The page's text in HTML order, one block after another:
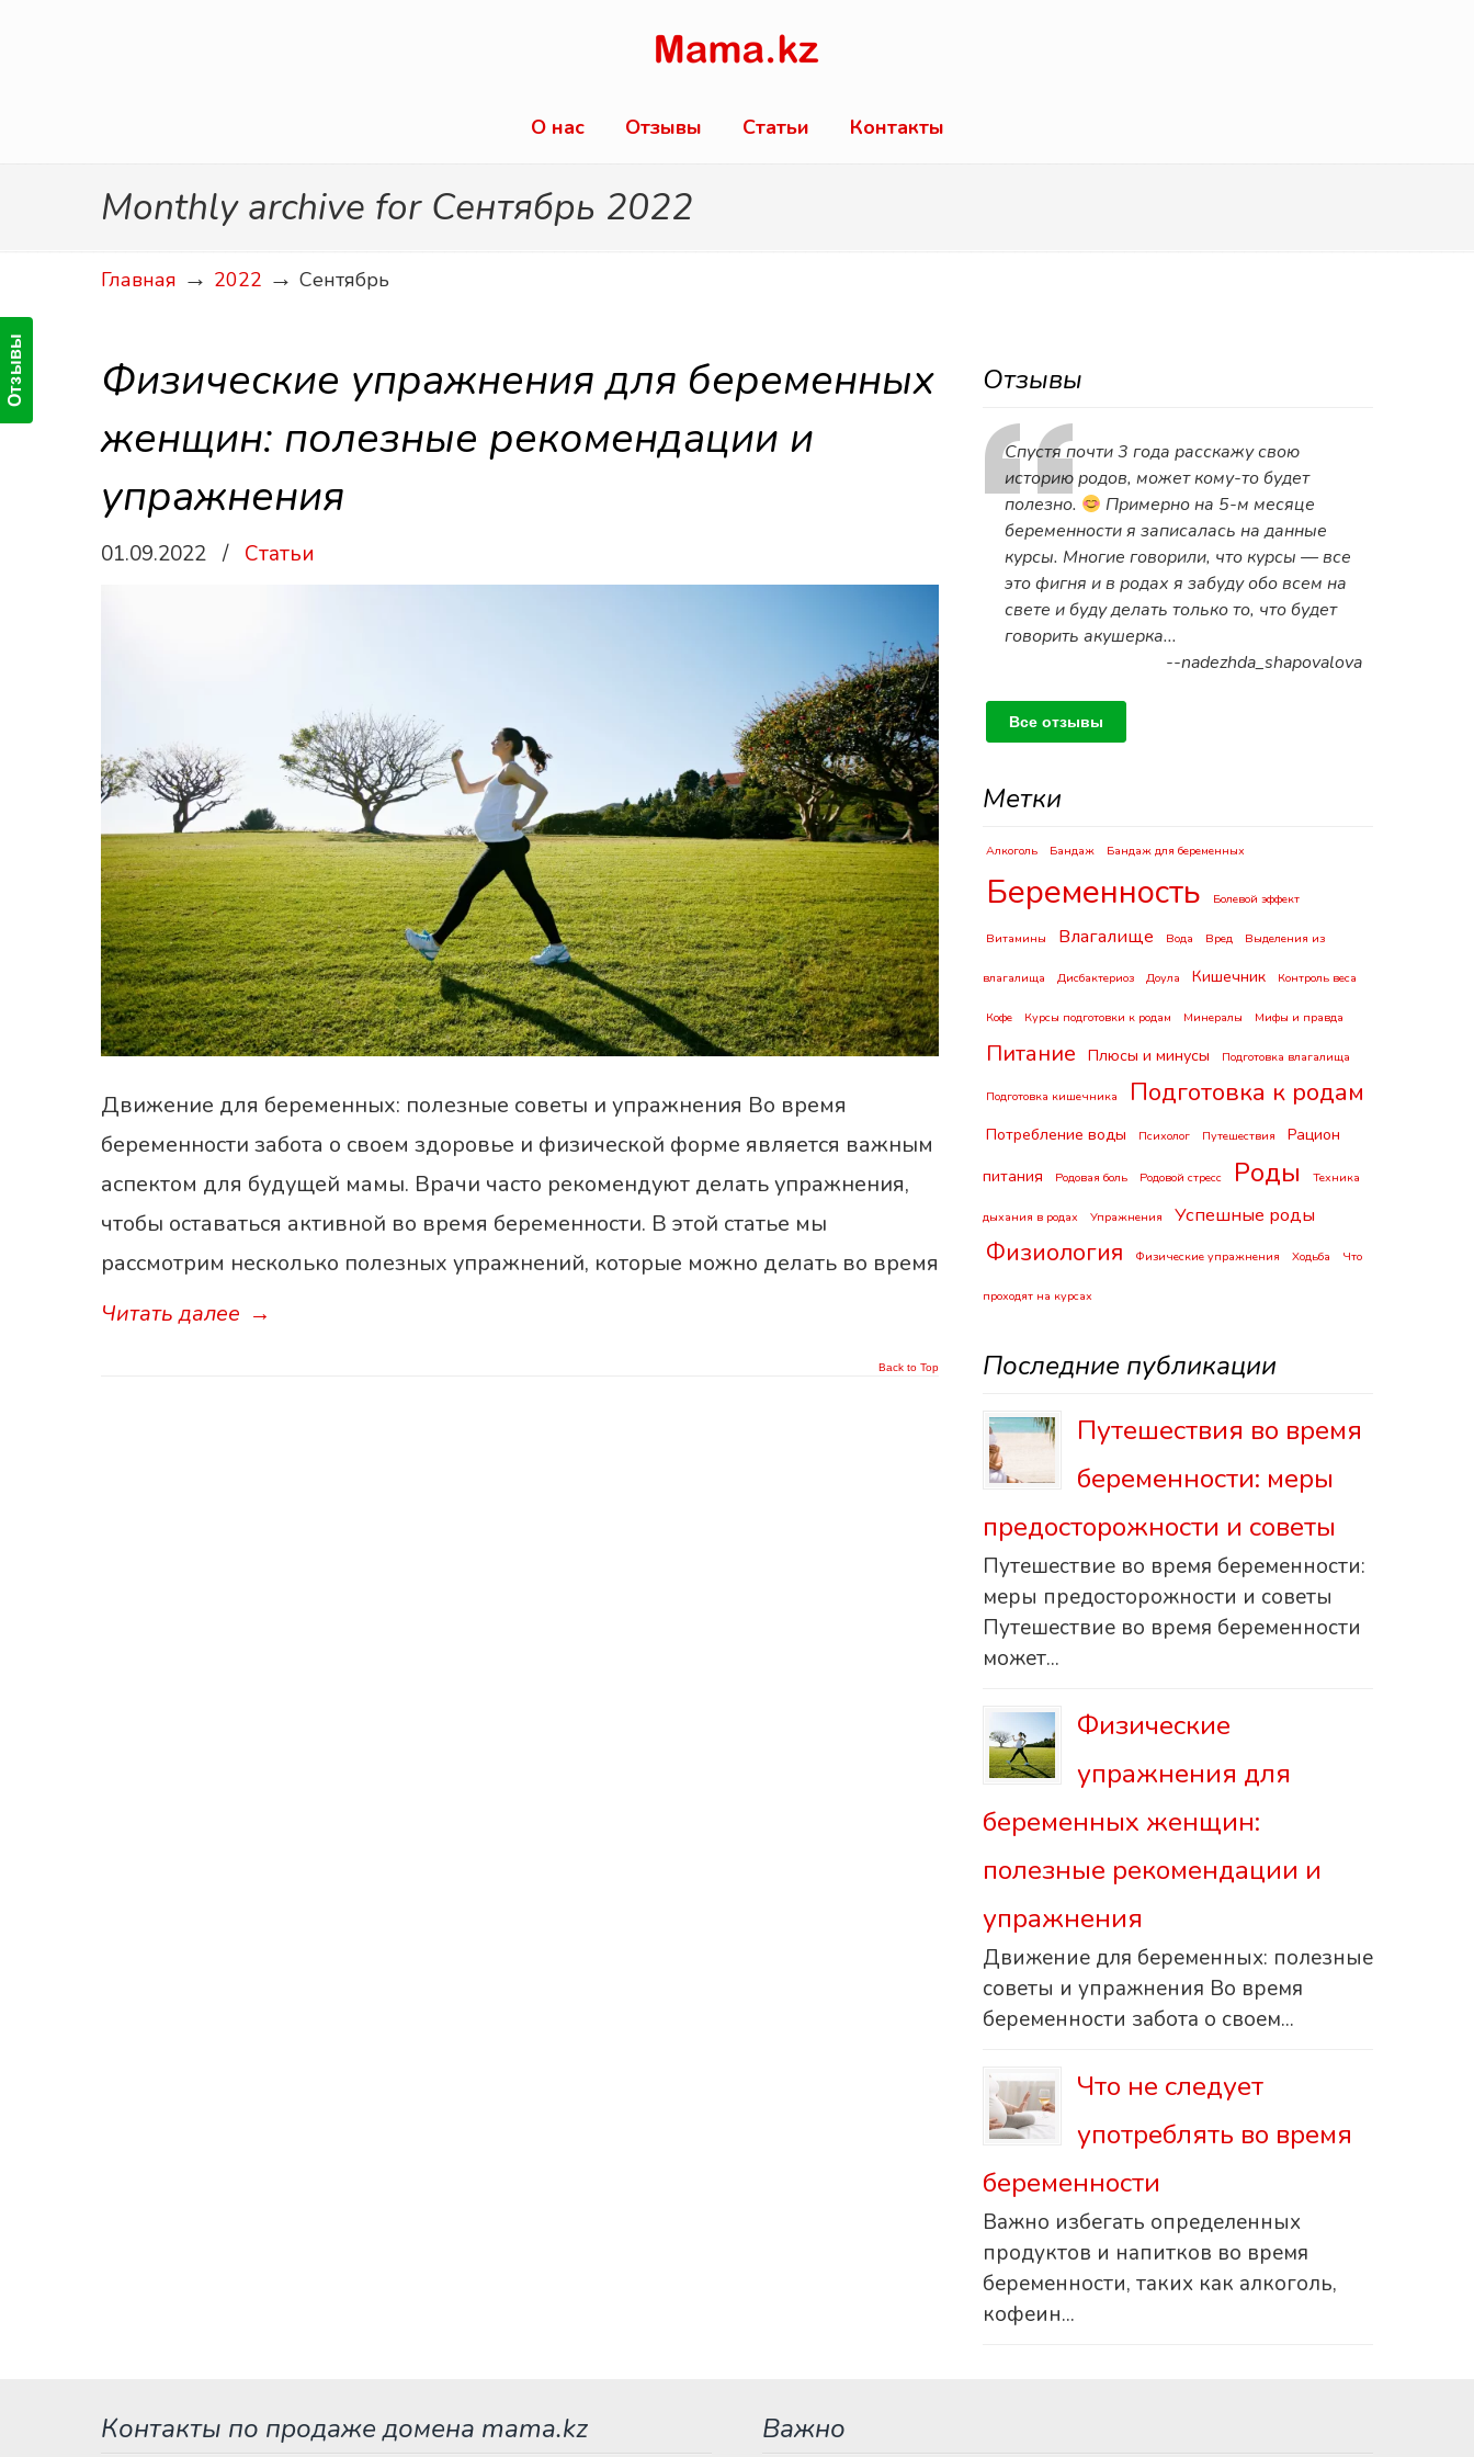
Отзывы
О нас Отзывы Статьи Контакты
Monthly archive for Сентябрь 2022
Главная → 2022 → Сентябрь
Физические упражнения для беременных
женщин: полезные рекомендации и
упражнения
01.09.2022 / Статьи
Движение для беременных: полезные советы и упражнения Во время
беременности забота о своем здоровье и физической форме является важным
аспектом для будущей мамы. Врачи часто рекомендуют делать упражнения,
чтобы оставаться активной во время беременности. В этой статье мы
рассмотрим несколько полезных упражнений, которые можно делать во время
Читать далее →
Back to Top
Отзывы
Спустя почти 3 года расскажу свою
историю родов, может кому-то будет
полезно.
Примерно на 5-м месяце
беременности я записалась на данные
курсы. Многие говорили, что курсы — все
это фигня и в родах я забуду обо всем на
свете и буду делать только то, что будет
говорить акушерка...
--nadezhda_shapovalova
Все отзывы
Метки
Алкоголь Бандаж Бандаж для беременных
Беременность Болевой эффект
Витамины Влагалище Вода Вред Выделения из
влагалища Дисбактериоз Доула Кишечник Контроль веса
Кофе Курсы подготовки к родам Минералы Мифы и правда
Питание Плюсы и минусы Подготовка влагалища
Подготовка кишечника Подготовка к родам
Потребление воды Психолог Путешествия
Рацион
питания
Родовая боль Родовой стресс Роды Техника
дыхания в родах Упражнения Успешные роды
Физиология Физические упражнения Ходьба Что
проходят на курсах
Последние публикации
Путешествия во время
беременности: меры
предосторожности и советы
Путешествие во время беременности:
меры предосторожности и советы
Путешествие во время беременности
может...
Физические
упражнения для
беременных женщин:
полезные рекомендации и
упражнения
Движение для беременных: полезные
советы и упражнения Во время
беременности забота о своем...
Что не следует
употреблять во время
беременности
Важно избегать определенных
продуктов и напитков во время
беременности, таких как алкоголь,
кофеин...
Контакты по продаже домена mama.kz Важно